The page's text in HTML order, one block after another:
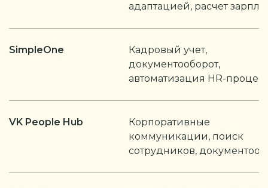
адаптацией, расчет
SimpleOne
Кадровый учет,
документооборот,
автоматизация HR-
VK People Hub
Корпоративные
коммуникации, поиск
сотрудников,